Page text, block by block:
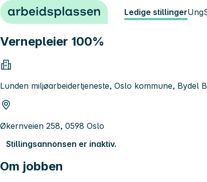
Hopp til innhold Ledige stillingerUng
Vernepleier 100%
Lunden miljøarbeidertjeneste, Oslo kommune, Bydel
Økernveien 258, 0598 Oslo
Stillingsannonsen er inaktiv.
Om jobben